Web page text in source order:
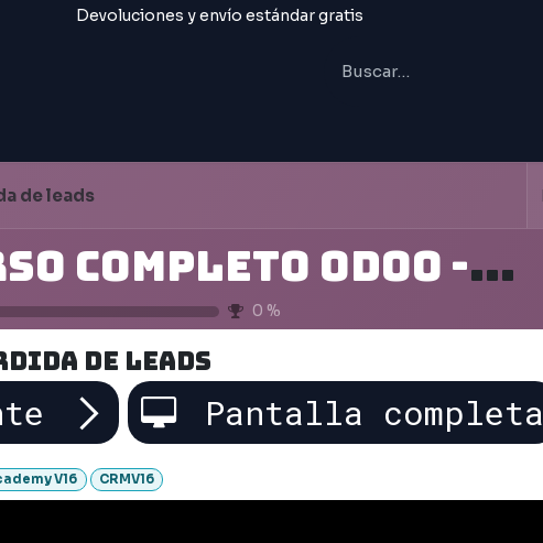
Devoluciones y envío estándar gratis
de leads
Curso Completo Odoo - v16
0 %
de leads
Pantalla completa
V16 CRMV16